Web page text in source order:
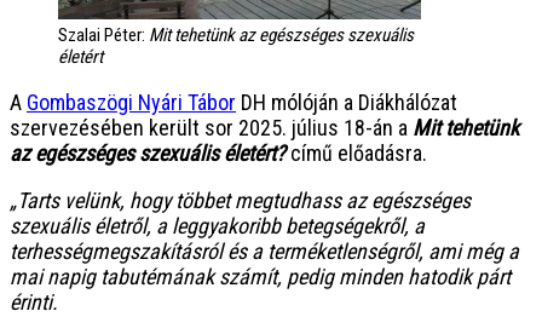
Szalai Péter: Mit tehetünk az egészséges szexuális
életért
A Gombaszögi Nyári Tábor DH mólóján a Diákhálózat
szervezésében került sor 2025. július 18-án a Mit tehetünk
az egészséges szexuális életért? című előadásra.
„Tarts velünk, hogy többet megtudhass az egészséges
szexuális életről, a leggyakoribb betegségekről, a
terhességmegszakításról és a terméketlenségről, ami még a
mai napig tabutémának számít, pedig minden hatodik párt
érinti.